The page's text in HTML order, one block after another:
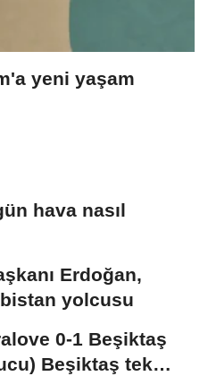
yeni yaşam
hava nasıl
Erdoğan,
yolcusu
0-1 Beşiktaş
Beşiktaş tek